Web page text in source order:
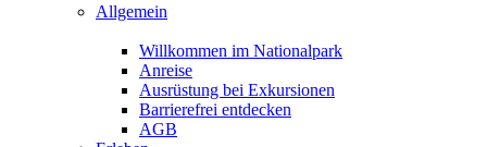
Allgemein
Willkommen im Nationalpark
Anreise
Ausrüstung bei Exkursionen
Barrierefrei entdecken
AGB